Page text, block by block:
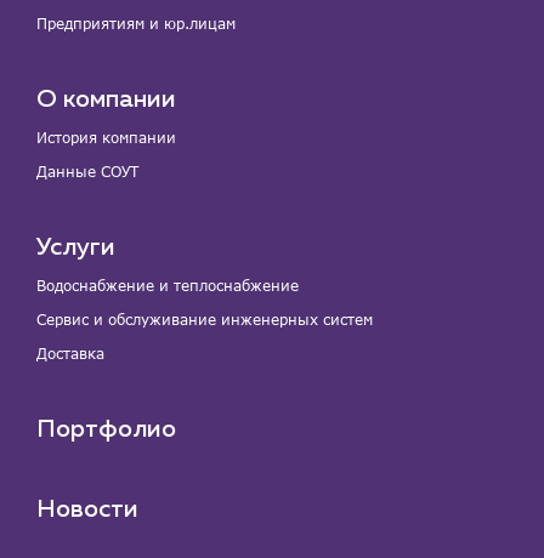
Предприятиям и юр.лицам
О компании
История компании
Данные СОУТ
Услуги
Водоснабжение и теплоснабжение
Сервис и обслуживание инженерных систем
Доставка
Портфолио
Новости